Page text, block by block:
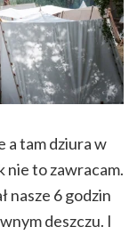
a tam dziura w
nie to zawracam.
nasze 6 godzin
deszczu. I